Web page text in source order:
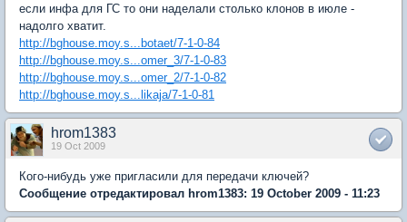
если инфа для ГС то они наделали столько клонов в июле -
надолго хватит.
http://bghouse.moy.s...botaet/7-1-0-84
http://bghouse.moy.s...omer_3/7-1-0-83
http://bghouse.moy.s...omer_2/7-1-0-82
http://bghouse.moy.s...likaja/7-1-0-81
hrom1383
19 Oct 2009
Кого-нибудь уже пригласили для передачи ключей?
Сообщение отредактировал hrom1383: 19 October 2009 - 11:23